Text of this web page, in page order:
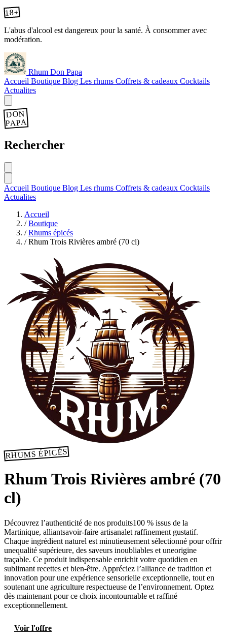
18+
L'abus d'alcool est dangereux pour la santé. À consommer avec
modération.
Rhum Don Papa
Accueil Boutique Blog Les rhums Coffrets & cadeaux Cocktails
Actualites
DON
PAPA
Rechercher
Accueil Boutique Blog Les rhums Coffrets & cadeaux Cocktails
Actualites
Accueil
/ Boutique
/ Rhums épicés
/ Rhum Trois Rivières ambré (70 cl)
RHUMS ÉPICÉS
Rhum Trois Rivières ambré (70
cl)
Découvrez l’authenticité de nos produits100 % issus de la
Martinique, alliantsavoir-faire artisanalet raffinement gustatif.
Chaque ingrédient naturel est minutieusement sélectionné pour offrir
unequalité supérieure, des saveurs inoubliables et uneorigine
traçable. Ce produit indispensable enrichit votre quotidien en
sublimant recettes et bien-être. Appréciez l’alliance de tradition et
innovation pour une expérience sensorielle exceptionnelle, tout en
soutenant une agriculture respectueuse de l’environnement. Optez
dès maintenant pour ce choix incontournable et raffiné
exceptionnellement.
Voir l'offre